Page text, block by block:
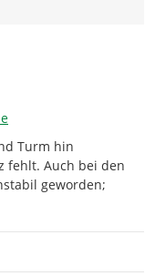
Turm hin
fehlt. Auch bei den
geworden;